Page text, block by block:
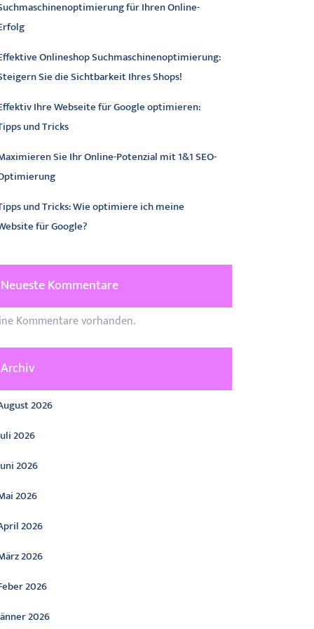
für Ihren Online-
Onlineshop Suchmaschinenoptimierung:
Sie die Sichtbarkeit Ihres Shops!
Ihre Webseite für Google optimieren:
und Tricks
Sie Ihr Online-Potenzial mit 1&1 SEO-
und Tricks: Wie optimiere ich meine
für Google?
Neueste Kommentare
Kommentare vorhanden.
Archiv
2026
2026
2026
2026
2026
2026
2026
2026